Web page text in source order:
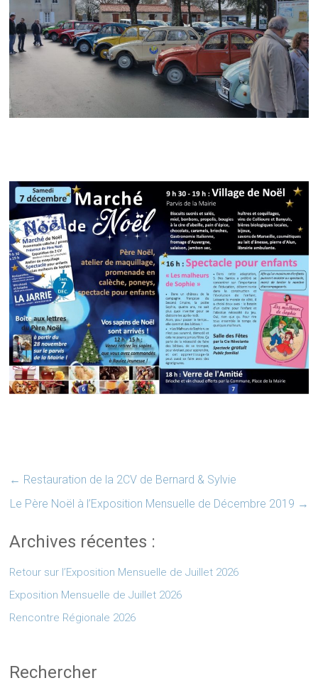
← Restauration de la 2CV de Bernard & Sylvie
Le Père Noël à l’Exposition Mensuelle de Décembre 2019 →
Archives récentes :
Retour sur l’Exposition Mensuelle de Juillet 2026
Exposition Mensuelle de Juillet 2026
Rencontre Régionale 2026
Rechercher